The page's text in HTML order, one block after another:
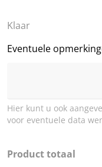
Klaar
Eventuele
Hier kunt u ook
voor eventuele data
Product totaal